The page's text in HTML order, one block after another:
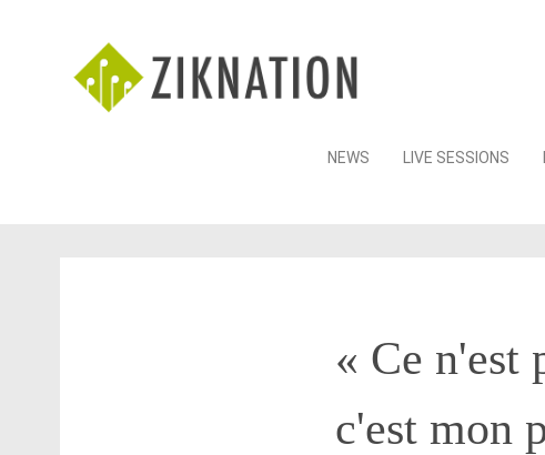
Skip
NEWS LIVE SESSIONS
« Ce n'est
c'est mon